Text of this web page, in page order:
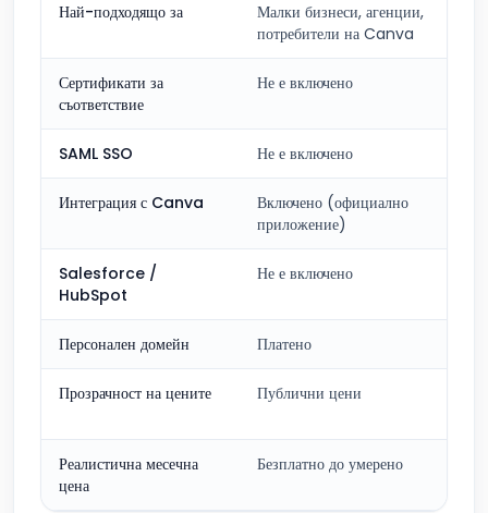
Най-подходящо за
Малки бизнеси, агенции,
потребители на Canva
Сертификати за
съответствие
Не е включено
SAML SSO Не е включено
Интеграция с Canva
Включено (официално
приложение)
Salesforce /
HubSpot
Не е включено
Персонален домейн Платено
Прозрачност на цените Публични цени
Реалистична месечна
цена
Безплатно до умерено